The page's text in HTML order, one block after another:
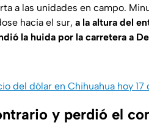
a las unidades en campo.
hacia el sur, a la altura del
la huida por la carretera a
del dólar en Chihuahua hoy
y perdió el